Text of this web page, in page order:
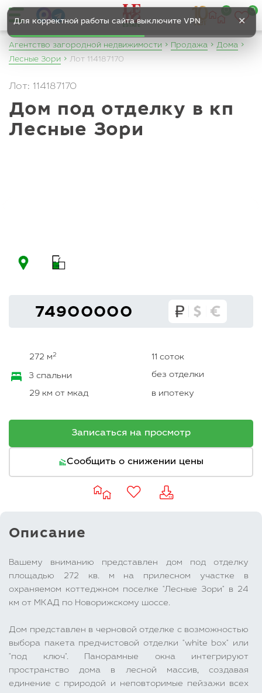
Для корректной работы сайта выключите VPN ✕
0
Агентство загородной недвижимости Продажа
Дома
Лесные Зори
Лот 114187170
Лот: 114187170
Дом под отделку в кп
Лесные Зори
74900000
272 м2 11 соток
3 спальни без отделки
29 км от мкад в ипотеку
Записаться на просмотр
Сообщить о снижении цены
Описание
Вашему вниманию представлен дом под отделку
площадью 272 кв. м на прилесном участке в
охраняемом коттеджном поселке "Лесные Зори" в 24
км от МКАД по Новорижскому шоссе.
Дом представлен в черновой отделке с возможностью
выбора пакета предчистовой отделки "white box" или
"под ключ". Панорамные окна интегрируют
пространство дома в лесной массив, создавая
единение с природой и неповторимые пейзажи всех